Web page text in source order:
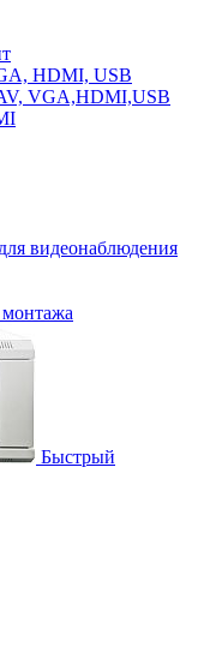
HDMI, USB
VGA,HDMI,USB
видеонаблюдения
монтажа
Быстрый